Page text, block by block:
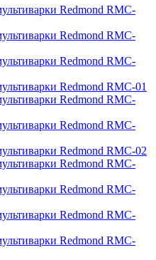
Redmond RMC-
Redmond RMC-
Redmond RMC-
Redmond RMC-01
Redmond RMC-
Redmond RMC-
Redmond RMC-02
Redmond RMC-
Redmond RMC-
Redmond RMC-
Redmond RMC-